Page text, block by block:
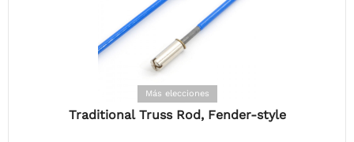
Más elecciones
Traditional Truss Rod, Fender-style